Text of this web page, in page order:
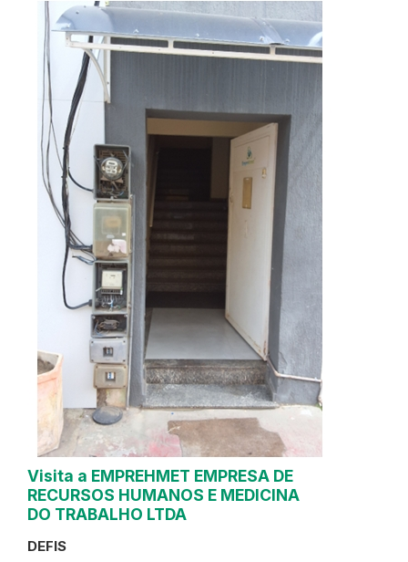
Visita a EMPREHMET EMPRESA DE
RECURSOS HUMANOS E MEDICINA
DO TRABALHO LTDA
DEFIS